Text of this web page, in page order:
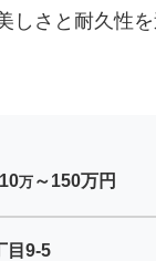
しさと耐久性
万～150万円
目9-5